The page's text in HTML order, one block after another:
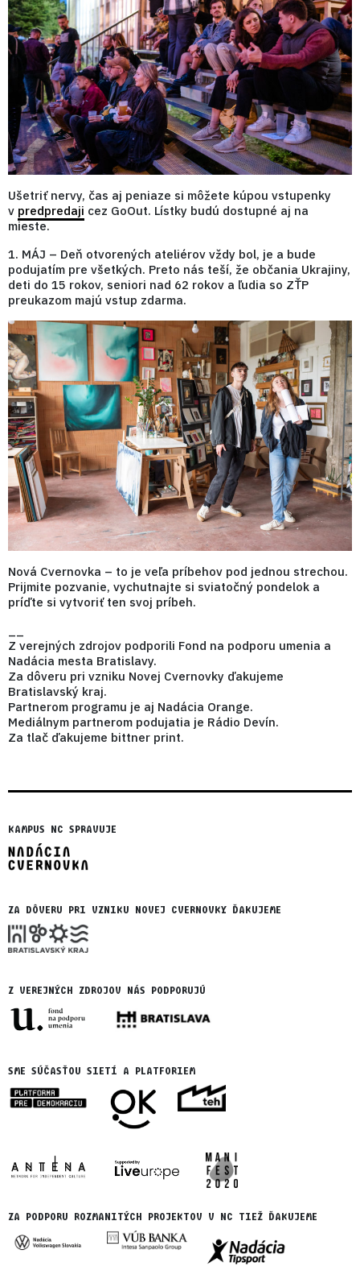
Ušetriť nervy, čas aj peniaze si môžete kúpou vstupenky
v predpredaji cez GoOut. Lístky budú dostupné aj na
mieste.
1. MÁJ – Deň otvorených ateliérov vždy bol, je a bude
podujatím pre všetkých. Preto nás teší, že občania Ukrajiny,
deti do 15 rokov, seniori nad 62 rokov a ľudia so ZŤP
preukazom majú vstup zdarma.
Nová Cvernovka – to je veľa príbehov pod jednou strechou.
Prijmite pozvanie, vychutnajte si sviatočný pondelok a
príďte si vytvoriť ten svoj príbeh.
Z verejných zdrojov podporili Fond na podporu umenia a
Nadácia mesta Bratislavy.
Za dôveru pri vzniku Novej Cvernovky ďakujeme
Bratislavský kraj.
Partnerom programu je aj Nadácia Orange.
Mediálnym partnerom podujatia je Rádio Devín.
Za tlač ďakujeme bittner print.
KAMPUS NC SPRAVUJE
ZA DÔVERU PRI VZNIKU NOVEJ CVERNOVKY ĎAKUJEME
Z VEREJNÝCH ZDROJOV NÁS PODPORUJÚ
SME SÚČASŤOU SIETÍ A PLATFORIEM
ZA PODPORU ROZMANITÝCH PROJEKTOV V NC TIEŽ ĎAKUJEME